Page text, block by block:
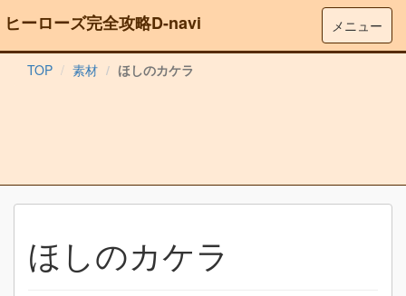
メニュー
ヒーローズ完全攻略D-navi
TOP 素材 ほしのカケラ
ほしのカケラ